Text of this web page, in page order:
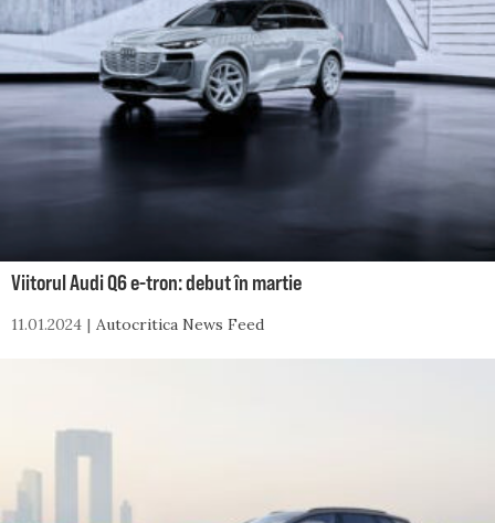
Viitorul Audi Q6 e-tron: debut în martie
11.01.2024 Autocritica News Feed